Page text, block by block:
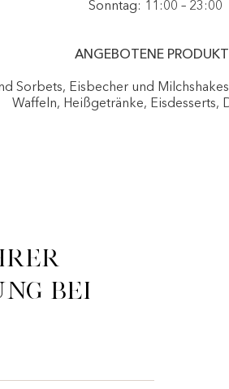
Sonntag: 11:00 – 23:00
ANGEBOTENE
Sorbets, Eisbecher und
Waffeln, Heißgetränke, Eisdesserts,
bei